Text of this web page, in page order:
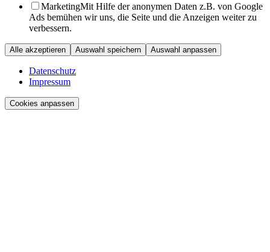
MarketingMit Hilfe der anonymen Daten z.B. von Google
Ads bemühen wir uns, die Seite und die Anzeigen weiter zu
verbessern.
Alle akzeptieren Auswahl speichern Auswahl anpassen
Datenschutz
Impressum
Cookies anpassen